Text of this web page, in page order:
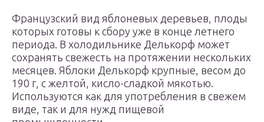
Французский вид яблоневых деревьев, плоды
которых готовы к сбору уже в конце летнего
периода. В холодильнике Делькорф может
сохранять свежесть на протяжении нескольких
месяцев. Яблоки Делькорф крупные, весом до
190 г, с желтой, кисло-сладкой мякотью.
Используются как для употребления в свежем
виде, так и для нужд пищевой